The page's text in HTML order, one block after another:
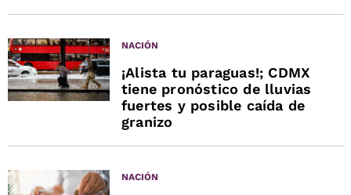
NACIÓN
¡Alista tu paraguas!; CDMX
tiene pronóstico de lluvias
fuertes y posible caída de
granizo
NACIÓN